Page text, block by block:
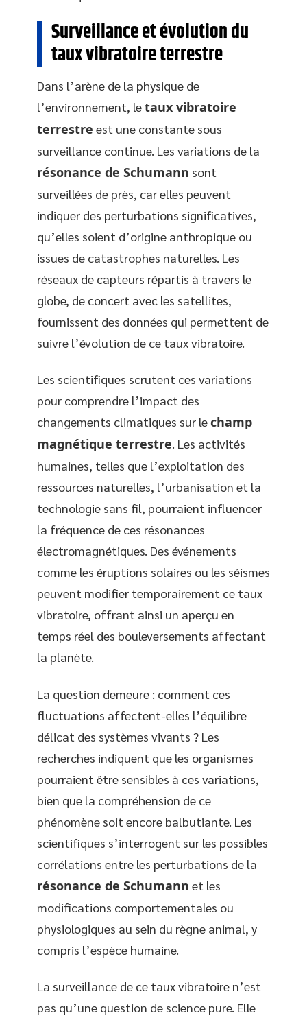
Surveillance et évolution du
taux vibratoire terrestre
Dans l’arène de la physique de
l’environnement, letaux vibratoire
terrestre est une constante sous
surveillance continue. Les variations de la
résonance de Schumann sont
surveillées de près, car elles peuvent
indiquer des perturbations significatives,
qu’elles soient d’origine anthropique ou
issues de catastrophes naturelles. Les
réseaux de capteurs répartis à travers le
globe, de concert avec les satellites,
fournissent des données qui permettent de
suivre l’évolution de ce taux vibratoire.
Les scientifiques scrutent ces variations
pour comprendre l’impact des
changements climatiques sur lechamp
magnétique terrestre. Les activités
humaines, telles que l’exploitation des
ressources naturelles, l’urbanisation et la
technologie sans fil, pourraient influencer
la fréquence de ces résonances
électromagnétiques. Des événements
comme les éruptions solaires ou les séismes
peuvent modifier temporairement ce taux
vibratoire, offrant ainsi un aperçu en
temps réel des bouleversements affectant
la planète.
La question demeure : comment ces
fluctuations affectent-elles l’équilibre
délicat des systèmes vivants ? Les
recherches indiquent que les organismes
pourraient être sensibles à ces variations,
bien que la compréhension de ce
phénomène soit encore balbutiante. Les
scientifiques s’interrogent sur les possibles
corrélations entre les perturbations de la
résonance de Schumann et les
modifications comportementales ou
physiologiques au sein du règne animal, y
compris l’espèce humaine.
La surveillance de ce taux vibratoire n’est
pas qu’une question de science pure. Elle